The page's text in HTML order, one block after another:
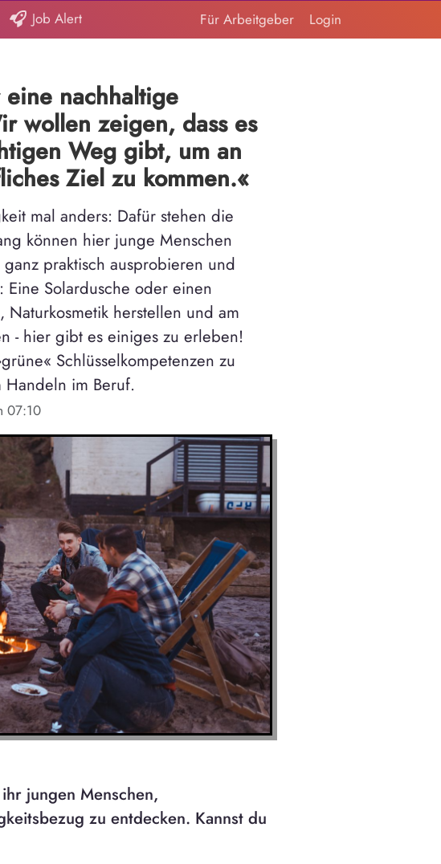
Job Alert Für Arbeitgeber Login
eine nachhaltige
wollen zeigen, dass es
Weg gibt, um an
Ziel zu kommen.«
mal anders: Dafür stehen die
können hier junge Menschen
praktisch ausprobieren und
Solardusche oder einen
herstellen und am
- hier gibt es einiges zu erleben!
Schlüsselkompetenzen zu
Handeln im Beruf.
07:10
jungen Menschen,
zu entdecken. Kannst du